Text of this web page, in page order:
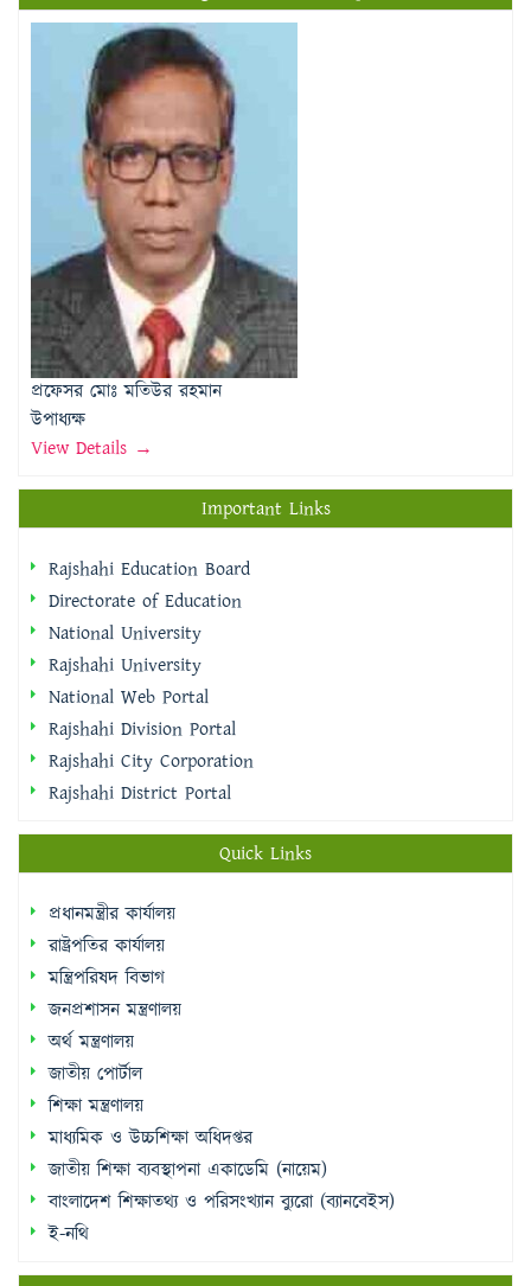
প্রফেসর মোঃ মতিউর রহমান
উপাধ্যক্ষ
View Details →
Rajshahi Education Board
Directorate of Education
Rajshahi University
National Web Portal
Rajshahi Division Portal
Rajshahi City Corporation
Rajshahi District Portal
Quick Links
প্রধানমন্ত্রীর কার্যালয়
জনপ্রশাসন মন্ত্রণালয়
অর্থ মন্ত্রণালয়
জাতীয় পোর্টাল
শিক্ষা মন্ত্রণালয়
মাধ্যমিক ও উচ্চশিক্ষা অধিদপ্তর
জাতীয় শিক্ষা ব্যবস্থাপনা একাডেমি (নায়েম)
বাংলাদেশ শিক্ষাতথ্য ও পরিসংখ্যান ব্যুরো (ব্যানবেইস)
ই-নথি
Sidebar Menu
Student Log in